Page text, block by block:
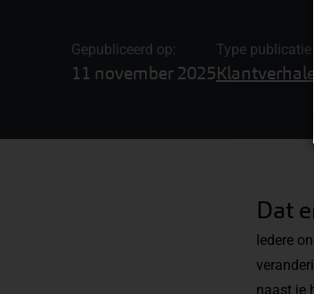
Gepubliceerd op:
11 november 2025
Type publicatie
Dat
Iedere
naast je